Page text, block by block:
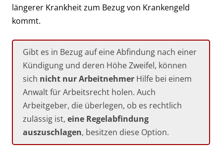
längerer Krankheit zum Bezug von Krankengeld
kommt.
Gibt es in Bezug auf eine Abfindung nach einer
Kündigung und deren Höhe Zweifel, können
sich nicht nur Arbeitnehmer Hilfe bei einem
Anwalt für Arbeitsrecht holen. Auch
Arbeitgeber, die überlegen, ob es rechtlich
zulässig ist, eine Regelabfindung
auszuschlagen, besitzen diese Option.